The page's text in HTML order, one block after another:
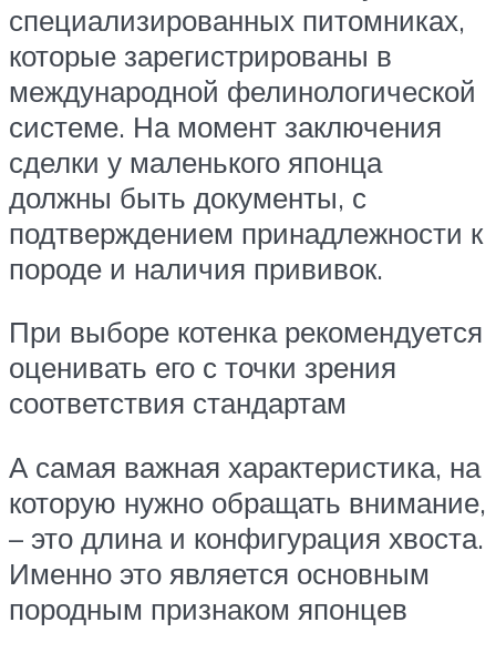
специализированных питомниках,
которые зарегистрированы в
международной фелинологической
системе. На момент заключения
сделки у маленького японца
должны быть документы, с
подтверждением принадлежности к
породе и наличия прививок.
При выборе котенка рекомендуется
оценивать его с точки зрения
соответствия стандартам
А самая важная характеристика, на
которую нужно обращать внимание,
– это длина и конфигурация хвоста.
Именно это является основным
породным признаком японцев